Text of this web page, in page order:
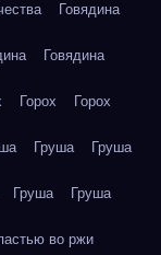
Говядина
Говядина
Горох Горох
Груша Груша
Груша Груша
во ржи